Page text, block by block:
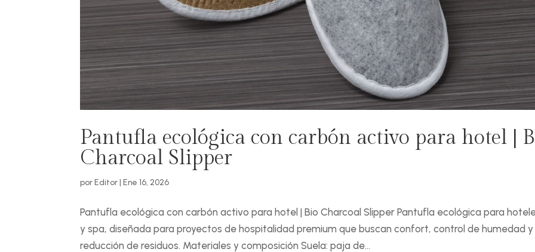
Pantufla ecológica con carbón activo para hotel |
Charcoal Slipper
porEditor|Ene 16, 2026
Pantufla ecológica con carbón activo para hotel | Bio Charcoal Slipper Pantufla ecológica para
y spa, diseñada para proyectos de hospitalidad premium que buscan confort, control de humedad y
reducción de residuos. Materiales y composición Suela: paja de...